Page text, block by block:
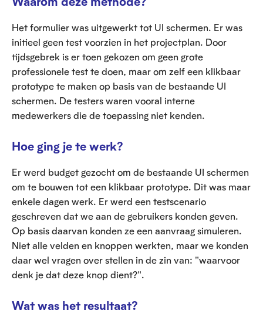
Het formulier was uitgewerkt tot UI schermen. Er was
initieel geen test voorzien in het projectplan. Door
tijdsgebrek is er toen gekozen om geen grote
professionele test te doen, maar om zelf een klikbaar
prototype te maken op basis van de bestaande UI
schermen. De testers waren vooral interne
medewerkers die de toepassing niet kenden.
Hoe ging je te werk?
Er werd budget gezocht om de bestaande UI schermen
om te bouwen tot een klikbaar prototype. Dit was maar
enkele dagen werk. Er werd een testscenario
geschreven dat we aan de gebruikers konden geven.
Op basis daarvan konden ze een aanvraag simuleren.
Niet alle velden en knoppen werkten, maar we konden
daar wel vragen over stellen in de zin van: "waarvoor
denk je dat deze knop dient?".
Wat was het resultaat?